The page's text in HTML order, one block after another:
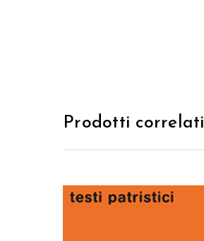
Prodotti correlati